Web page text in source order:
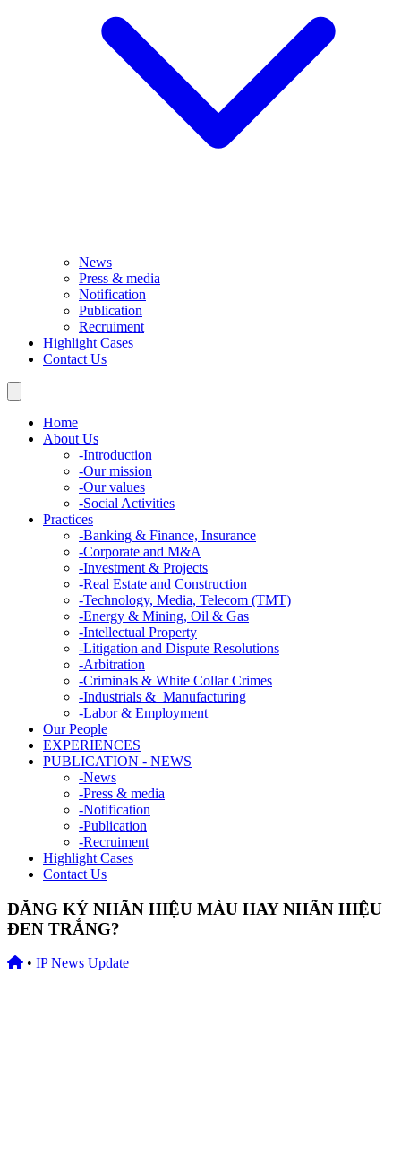
News
Press & media
Notification
Publication
Recruiment
Highlight Cases
Contact Us
Home
About Us
-Introduction
-Our mission
-Our values
-Social Activities
Practices
-Banking & Finance, Insurance
-Corporate and M&A
-Investment & Projects
-Real Estate and Construction
-Technology, Media, Telecom (TMT)
-Energy & Mining, Oil & Gas
-Intellectual Property
-Litigation and Dispute Resolutions
-Arbitration
-Criminals & White Collar Crimes
-Industrials & Manufacturing
-Labor & Employment
Our People
EXPERIENCES
PUBLICATION - NEWS
-News
-Press & media
-Notification
-Publication
-Recruiment
Highlight Cases
Contact Us
ĐĂNG KÝ NHÃN HIỆU MÀU HAY NHÃN HIỆU
ĐEN TRẮNG?
• IP News Update